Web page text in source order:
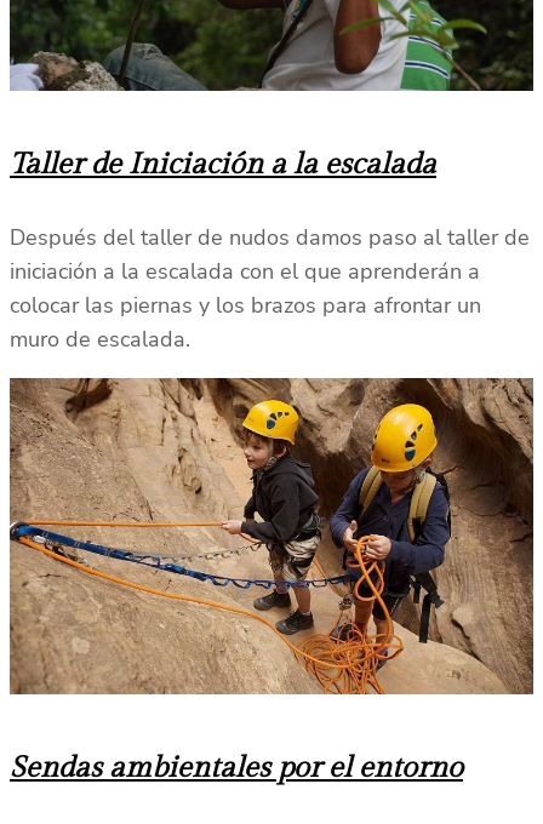
Taller de Iniciación a la escalada
Después del taller de nudos damos paso al taller de
iniciación a la escalada con el que aprenderán a
colocar las piernas y los brazos para afrontar un
muro de escalada.
Sendas ambientales por el entorno